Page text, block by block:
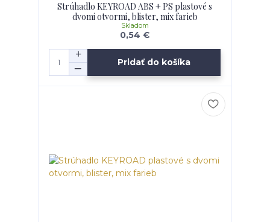
Strúhadlo KEYROAD ABS + PS plastové s
dvomi otvormi, blister, mix farieb
0,54 €
Skladom
Pridať do košíka